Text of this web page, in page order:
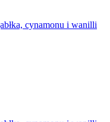
cynamonu i wanilli